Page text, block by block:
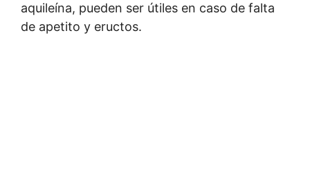
aquileína, pueden ser útiles en caso de falta
de apetito y eructos.